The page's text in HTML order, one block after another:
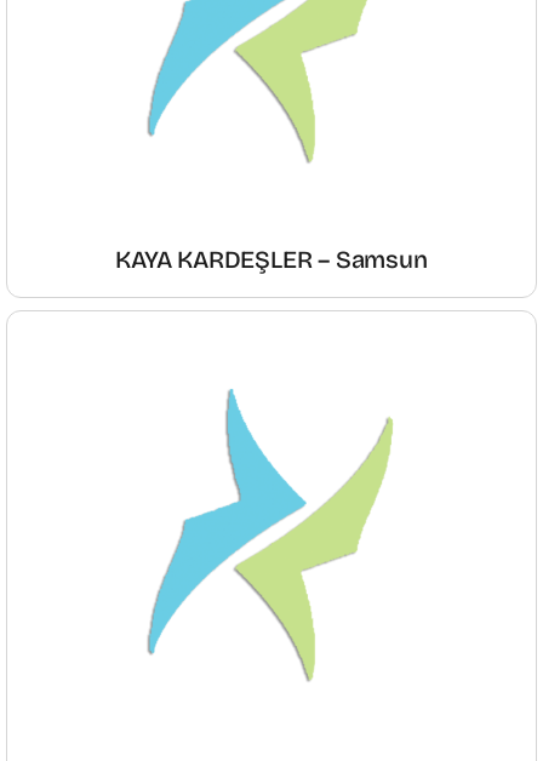
KAYA KARDEŞLER – Samsun